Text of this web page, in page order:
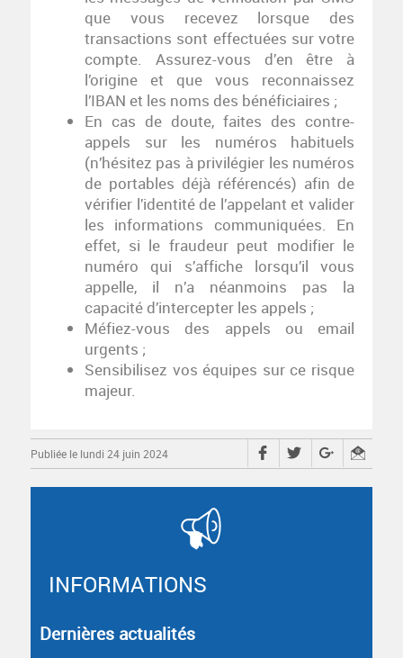
que vous recevez lorsque des
transactions sont effectuées sur votre
compte. Assurez-vous d’en être à
l’origine et que vous reconnaissez
l’IBAN et les noms des bénéficiaires ;
En cas de doute, faites des contre-
appels sur les numéros habituels
(n’hésitez pas à privilégier les numéros
de portables déjà référencés) afin de
vérifier l’identité de l’appelant et valider
les informations communiquées. En
effet, si le fraudeur peut modifier le
numéro qui s’affiche lorsqu’il vous
appelle, il n’a néanmoins pas la
capacité d’intercepter les appels ;
Méfiez-vous des appels ou email
urgents ;
Sensibilisez vos équipes sur ce risque
majeur.
Publiée le lundi 24 juin 2024
INFORMATIONS
Dernières actualités